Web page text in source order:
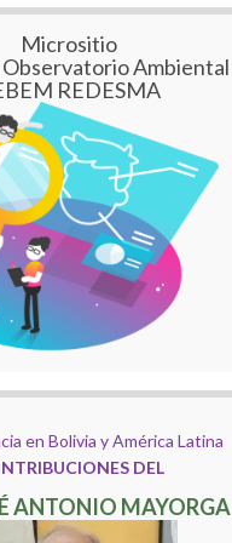
Micrositio
Ambiental
REDESMA
en Bolivia y América Latina
DEL
ANTONIO MAYORGA